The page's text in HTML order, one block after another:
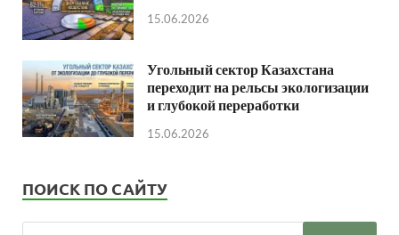
15.06.2026
Угольный сектор Казахстана
переходит на рельсы экологизации
и глубокой переработки
15.06.2026
ПОИСК ПО САЙТУ